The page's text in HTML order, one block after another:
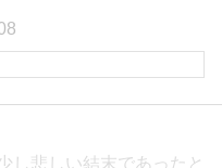
し悲しい結末であったと